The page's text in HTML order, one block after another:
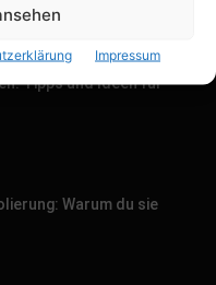
Impressum
Tipps und Ideen für
Warum du sie